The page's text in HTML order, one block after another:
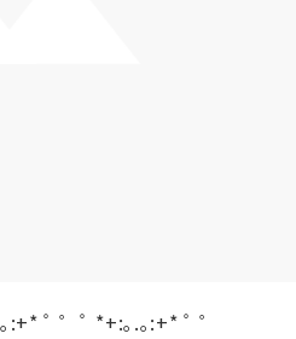
ﾟ ゜ﾟ *+:｡.｡:+* ﾟ ゜